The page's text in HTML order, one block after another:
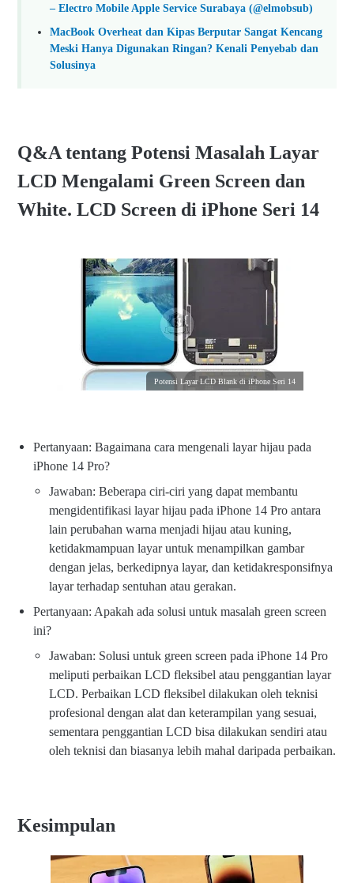
– Electro Mobile Apple Service Surabaya (@elmobsub)
MacBook Overheat dan Kipas Berputar Sangat Kencang
Meski Hanya Digunakan Ringan? Kenali Penyebab dan
Solusinya
Q&A tentang Potensi Masalah Layar
LCD Mengalami Green Screen dan
White. LCD Screen di iPhone Seri 14
Potensi Layar LCD Blank di iPhone Seri 14
Pertanyaan: Bagaimana cara mengenali layar hijau pada
iPhone 14 Pro?
Jawaban: Beberapa ciri-ciri yang dapat membantu
mengidentifikasi layar hijau pada iPhone 14 Pro antara
lain perubahan warna menjadi hijau atau kuning,
ketidakmampuan layar untuk menampilkan gambar
dengan jelas, berkedipnya layar, dan ketidakresponsifnya
layar terhadap sentuhan atau gerakan.
Pertanyaan: Apakah ada solusi untuk masalah green screen
ini?
Jawaban: Solusi untuk green screen pada iPhone 14 Pro
meliputi perbaikan LCD fleksibel atau penggantian layar
LCD. Perbaikan LCD fleksibel dilakukan oleh teknisi
profesional dengan alat dan keterampilan yang sesuai,
sementara penggantian LCD bisa dilakukan sendiri atau
oleh teknisi dan biasanya lebih mahal daripada perbaikan.
Kesimpulan